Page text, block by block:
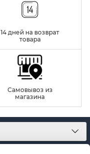
14 дней на возврат
товара
Самовывоз из
магазина